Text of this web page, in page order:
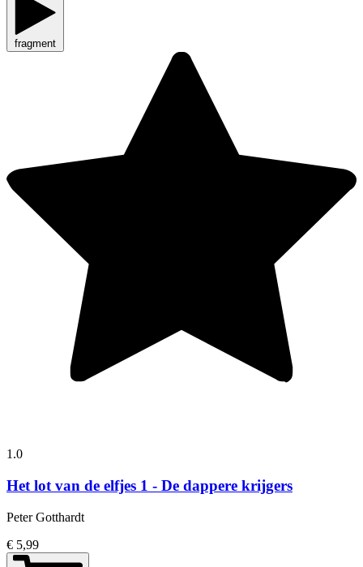
fragment
1.0
Het lot van de elfjes 1 - De dappere krijgers
Peter Gotthardt
€ 5,99